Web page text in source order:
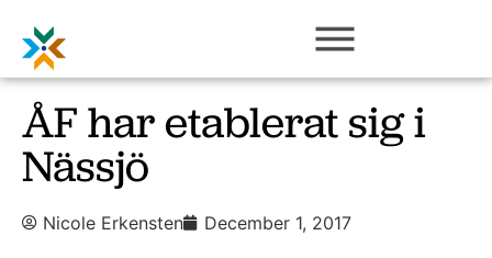
ÅF har etablerat sig i
Nässjö
Nicole Erkensten December 1, 2017